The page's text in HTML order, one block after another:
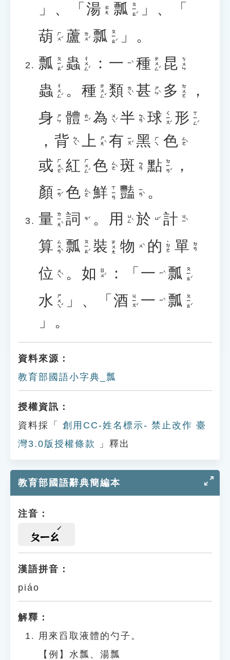
」、「 湯 ㄊㄤ 瓢 ㄆㄧㄠˊ
」、「
葫 ㄏㄨˊ 蘆 ㄌㄨˊ 瓢 ㄆㄧㄠˊ
」。
瓢 ㄆㄧㄠˊ 蟲 ㄔㄨㄥˊ ： 一 ㄧˋ 種 ㄓㄨㄥˇ 昆 ㄎㄨㄣ
蟲 ㄔㄨㄥˊ 。 種 ㄓㄨㄥˇ 類 ㄌㄟˋ 甚 ㄕㄣˋ 多 ㄉㄨㄛ
，
身 ㄕㄣ 體 ㄊㄧˇ 為 ㄨㄟˊ 半 ㄅㄢˋ 球 ㄑㄧㄡˊ 形 ㄒㄧㄥˊ
， 背 ㄅㄟˋ 上 ㄕㄤˋ 有 ㄧㄡˇ 黑 ㄏㄟ 色 ㄙㄜˋ
或 ㄏㄨㄛˋ 紅 ㄏㄨㄥˊ 色 ㄙㄜˋ 斑 ㄅㄢ 點 ㄉㄧㄢˇ
，
顏 ㄧㄢˊ 色 ㄙㄜˋ 鮮 ㄒㄧㄢ 豔 ㄧㄢˋ 。
量 ㄌㄧㄤˋ 詞 ㄘˊ 。 用 ㄩㄥˋ 於 ㄩˊ 計 ㄐㄧˋ
算 ㄙㄨㄢˋ 瓢 ㄆㄧㄠˊ 裝 ㄓㄨㄤ 物 ㄨˋ 的 ˙ㄉㄜ 單 ㄉㄢ
位 ㄨㄟˋ 。 如 ㄖㄨˊ ：「 一 ㄧˋ 瓢 ㄆㄧㄠˊ
水 ㄕㄨㄟˇ 」、「 酒 ㄐㄧㄡˇ 一 ㄧˋ 瓢 ㄆㄧㄠˊ
」。
資料來源：
教育部國語小字典_瓢
授權資訊：
資料採「
創用CC-姓名標示- 禁止改作 臺
灣3.0版授權條款
」釋出
教育部國語辭典簡編本
注音：
ㄆㄧㄠ
漢語拼音：
piáo
解釋：
用來舀取液體的勺子。
【例】水瓢、湯瓢